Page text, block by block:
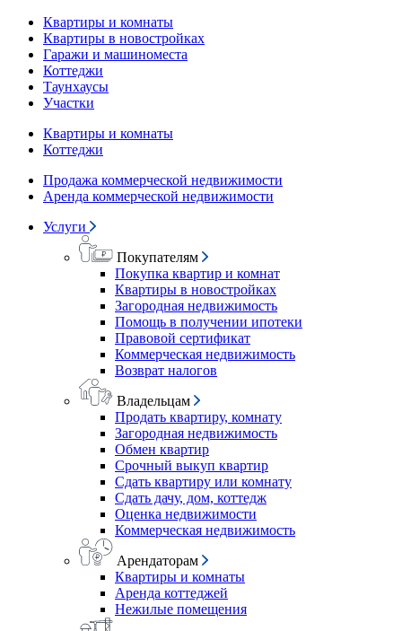
Квартиры и комнаты
Квартиры в новостройках
Гаражи и машиноместа
Коттеджи
Таунхаусы
Участки
Квартиры и комнаты
Коттеджи
Продажа коммерческой недвижимости
Аренда коммерческой недвижимости
Услуги
Покупателям
Покупка квартир и комнат
Квартиры в новостройках
Загородная недвижимость
Помощь в получении ипотеки
Правовой сертификат
Коммерческая недвижимость
Возврат налогов
Владельцам
Продать квартиру, комнату
Загородная недвижимость
Обмен квартир
Срочный выкуп квартир
Сдать квартиру или комнату
Сдать дачу, дом, коттедж
Оценка недвижимости
Коммерческая недвижимость
Арендаторам
Квартиры и комнаты
Аренда коттеджей
Нежилые помещения